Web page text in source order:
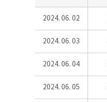
2024. 06. 02
2024. 06. 03
2024. 06. 04
2024. 06. 05